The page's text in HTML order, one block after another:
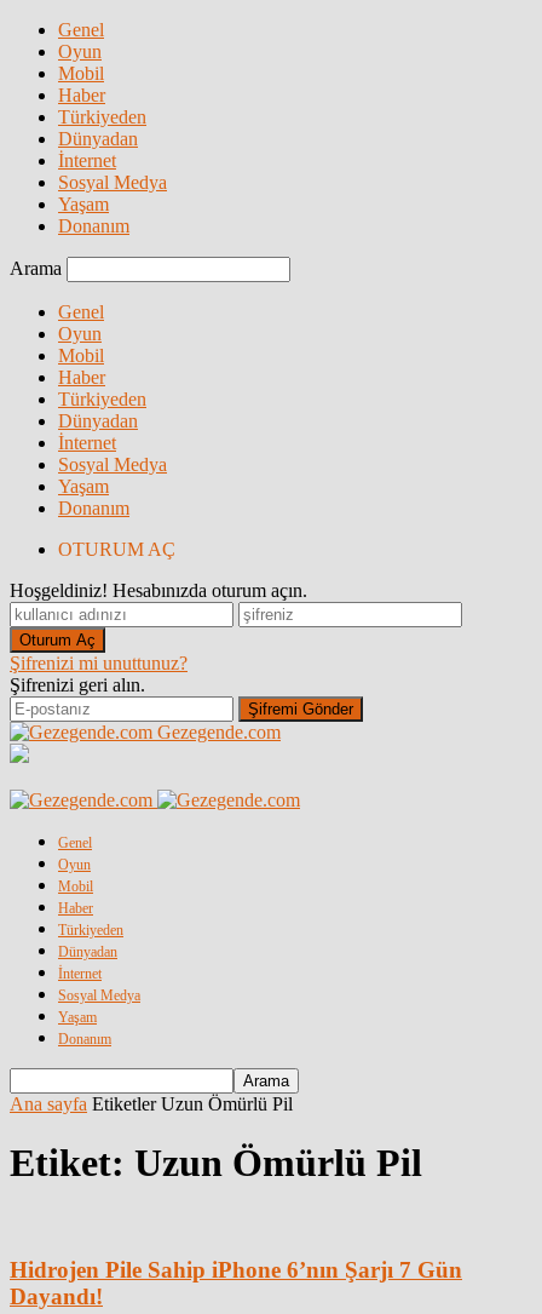
Genel
Oyun
Mobil
Haber
Türkiyeden
Dünyadan
İnternet
Sosyal Medya
Yaşam
Donanım
Arama
Genel
Oyun
Mobil
Haber
Türkiyeden
Dünyadan
İnternet
Sosyal Medya
Yaşam
Donanım
OTURUM AÇ
Hoşgeldiniz! Hesabınızda oturum açın.
Şifrenizi mi unuttunuz?
Şifrenizi geri alın.
Gezegende.com
Genel
Oyun
Mobil
Haber
Türkiyeden
Dünyadan
İnternet
Sosyal Medya
Yaşam
Donanım
Ana sayfa Etiketler Uzun Ömürlü Pil
Etiket: Uzun Ömürlü Pil
Hidrojen Pile Sahip iPhone 6’nın Şarjı 7 Gün
Dayandı!